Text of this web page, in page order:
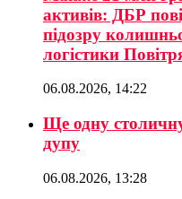
активів: ДБР
підозру
логістики
06.08.2026, 14:22
Ще одну
дупу
06.08.2026, 13:28